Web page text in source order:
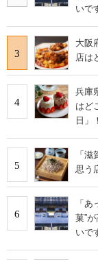
いで
3
大阪
店は
4
兵庫
はど
日」
5
「
思う
6
「
菓”
いで